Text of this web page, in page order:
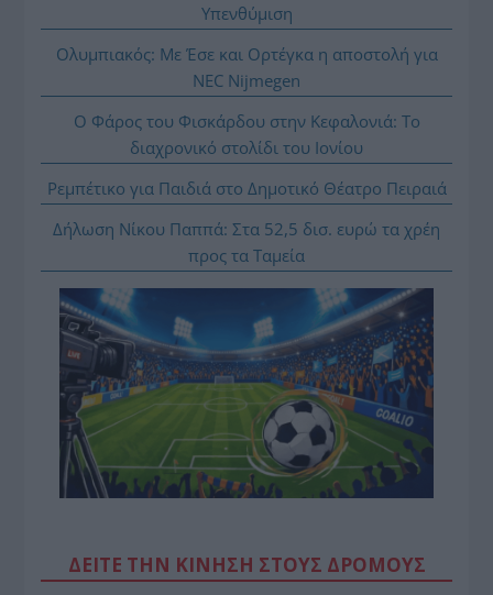
Υπενθύμιση
Ολυμπιακός: Με Έσε και Ορτέγκα η αποστολή για
NEC Nijmegen
Ο Φάρος του Φισκάρδου στην Κεφαλονιά: Το
διαχρονικό στολίδι του Ιονίου
Ρεμπέτικο για Παιδιά στο Δημοτικό Θέατρο Πειραιά
Δήλωση Νίκου Παππά: Στα 52,5 δισ. ευρώ τα χρέη
προς τα Ταμεία
ΔΕΙΤΕ ΤΗΝ ΚΙΝΗΣΗ ΣΤΟΥΣ ΔΡΌΜΟΥΣ